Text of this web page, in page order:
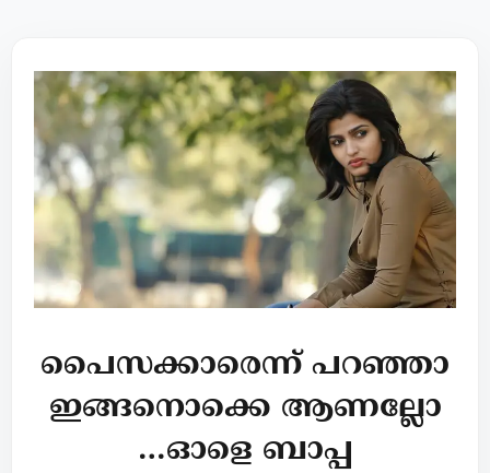
പൈസക്കാരെന്ന് പറഞ്ഞാ
ഇങ്ങനൊക്കെ ആണല്ലോ
…ഓളെ ബാപ്പ